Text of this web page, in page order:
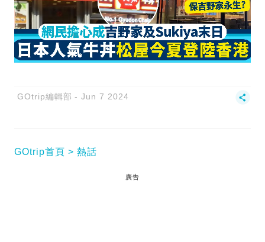
GOtrip編輯部 Jun 7 2024
GOtrip首頁 熱話
廣告